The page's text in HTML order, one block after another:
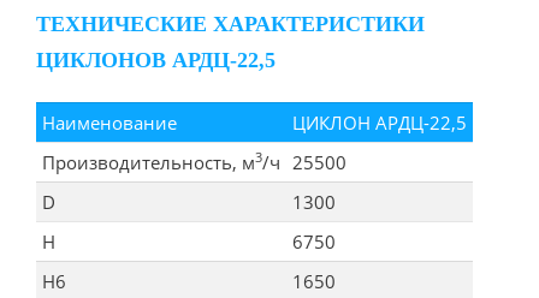
ТЕХНИЧЕСКИЕ ХАРАКТЕРИСТИКИ
ЦИКЛОНОВ АРДЦ-22,5
Наименование
ЦИКЛОН АРДЦ-22,5
Производительность, м3/ч 25500
D
1300
Н
6750
Н6
1650